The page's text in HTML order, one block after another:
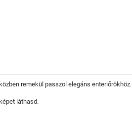
remekül passzol elegáns enteriőrökhöz.
láthasd.